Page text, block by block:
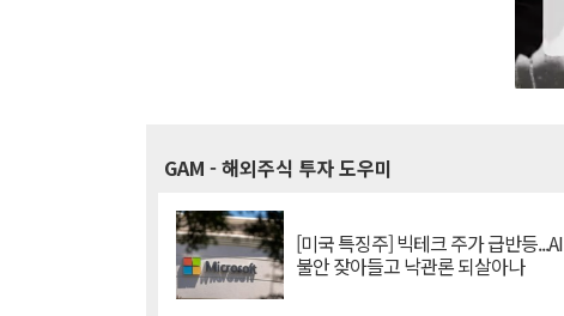
GAM - 해외주식 투자 도우미
[미국 특징주] 빅테크 주가 급반등...AI
불안 잦아들고 낙관론 되살아나